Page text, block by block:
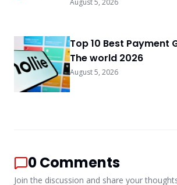
Top 10 Best Payment
The world 2026
August 5, 2026
0Comments
Join the discussion and share your